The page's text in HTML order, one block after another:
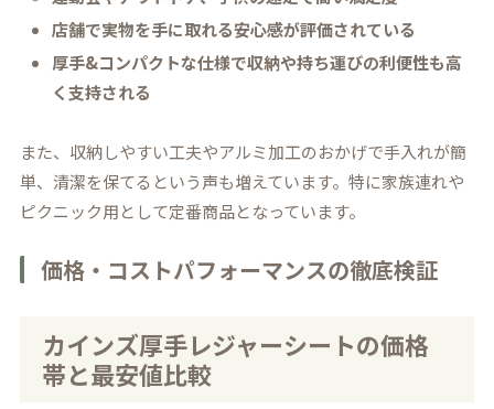
店舗で実物を手に取れる安心感が評価されている
厚手&コンパクトな仕様で収納や持ち運びの利便性も高
く支持される
また、収納しやすい工夫やアルミ加工のおかげで手入れが簡
単、清潔を保てるという声も増えています。特に家族連れや
ピクニック用として定番商品となっています。
価格・コストパフォーマンスの徹底検証
カインズ厚手レジャーシートの価格
帯と最安値比較